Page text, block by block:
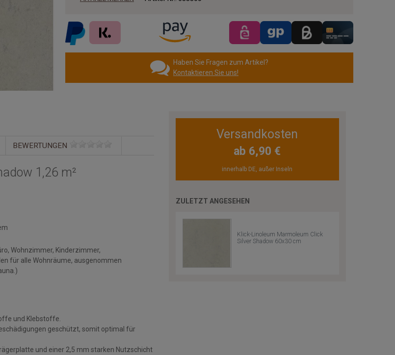
Haben Sie Fragen zum Artikel?
Kontaktieren Sie uns!
BEWERTUNGEN
1,26 m²
Wohnzimmer, Kinderzimmer,
für alle Wohnräume, ausgenommen
und Klebstoffe.
geschützt, somit optimal für
und einer 2,5 mm starken Nutzschicht
Versandkosten
ab 6,90 €
innerhalb DE, außer Inseln
ZULETZT ANGESEHEN
Klick-Linoleum Marmoleum Click
Silver Shadow 60x30 cm